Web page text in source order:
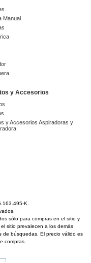
Manual
y Accesorios
y Accesorios Aspiradoras y
K.
sólo para compras en el sitio y
sitio prevalecen a los demás
de búsquedas. El precio válido es
compras.